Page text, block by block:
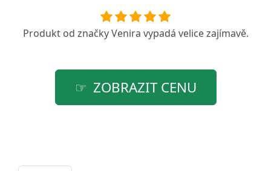
Produkt od značkyVenira vypadá velice zajímavě.
ZOBRAZIT CENU